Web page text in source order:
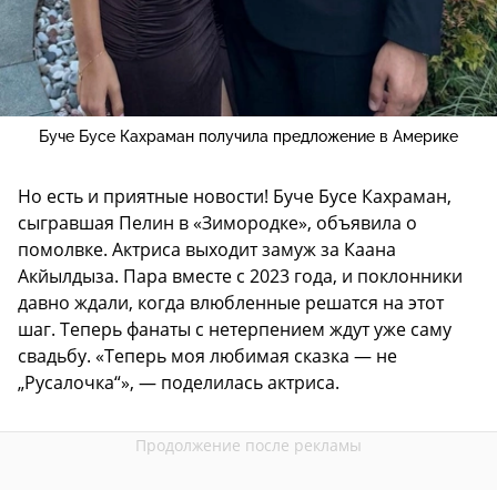
Буче Бусе Кахраман получила предложение в Америке
Но есть и приятные новости! Буче Бусе Кахраман,
сыгравшая Пелин в «Зимородке», объявила о
помолвке. Актриса выходит замуж за Каана
Акйылдыза. Пара вместе с 2023 года, и поклонники
давно ждали, когда влюбленные решатся на этот
шаг. Теперь фанаты с нетерпением ждут уже саму
свадьбу. «Теперь моя любимая сказка — не
„Русалочка“», — поделилась актриса.